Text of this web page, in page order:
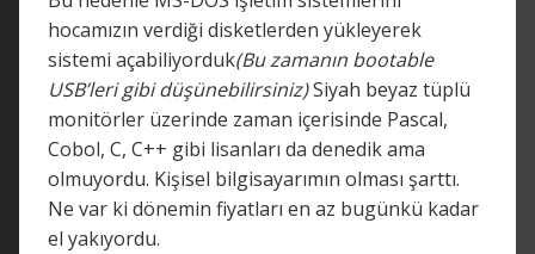
hocamızın verdiği disketlerden yükleyerek
sistemi açabiliyorduk(Bu zamanın bootable
USB’leri gibi düşünebilirsiniz)Siyah beyaz tüplü
monitörler üzerinde zaman içerisinde Pascal,
Cobol, C, C++ gibi lisanları da denedik ama
olmuyordu. Kişisel bilgisayarımın olması şarttı.
Ne var ki dönemin fiyatları en az bugünkü kadar
el yakıyordu.